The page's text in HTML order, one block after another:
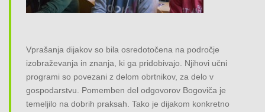
Vprašanja dijakov so bila osredotočena na področje
izobraževanja in znanja, ki ga pridobivajo. Njihovi učni
programi so povezani z delom obrtnikov, za delo v
gospodarstvu. Pomemben del odgovorov Bogoviča je
temeljilo na dobrih praksah. Tako je dijakom konkretno